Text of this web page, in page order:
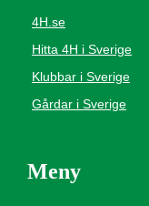
4H.se
Hitta 4H i Sverige
Klubbar i Sverige
Gårdar i Sverige
Meny